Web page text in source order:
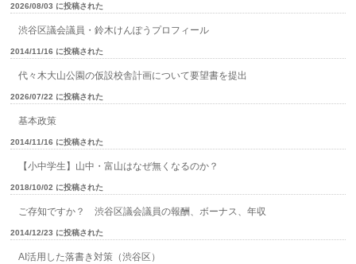
2026/08/03 に投稿された
渋谷区議会議員・鈴木けんぽうプロフィール
2014/11/16 に投稿された
代々木大山公園の仮設校舎計画について要望書を提出
2026/07/22 に投稿された
基本政策
2014/11/16 に投稿された
【小中学生】山中・富山はなぜ無くなるのか？
2018/10/02 に投稿された
ご存知ですか？ 渋谷区議会議員の報酬、ボーナス、年収
2014/12/23 に投稿された
AI活用した落書き対策（渋谷区）